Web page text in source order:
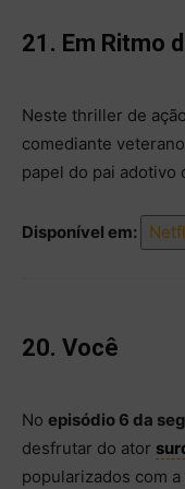
21. Em Ritmo
Neste thriller de
comediante
papel do pai adotivo
Disponível em:
20. Você
No episódio 6 da
desfrutar do ator
popularizados com